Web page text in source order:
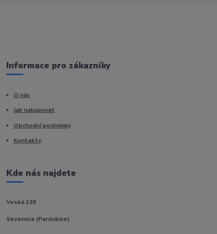
Informace pro zákazníky
O nás
Jak nakupovat
Obchodní podmínky
Kontakty
Kde nás najdete
Veská 129
Sezemice (Pardubice)